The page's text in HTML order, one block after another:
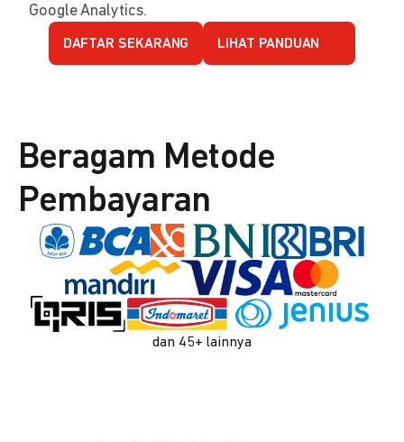
Google Analytics.
DAFTAR SEKARANG LIHAT PANDUAN
Beragam Metode
Pembayaran
dan 45+ lainnya